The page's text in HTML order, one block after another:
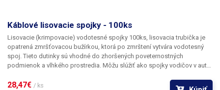
Káblové lisovacie spojky - 100ks
Lisovacie (krimpovacie) vodotesné spojky 100ks, lisovacia trubička je
opatrená zmršťovacou bužírkou, ktorá po zmrštení vytvára vodotesný
spoj. Tieto dutinky sú vhodné do zhoršených poveternostných
podmienok a vlhkého prostredia. Môžu slúžiť ako spojky vodičov v aute,
farba dlžka dutinky s izoláciou dĺžka dutinky bez izolácie priemer prierez
28,47€ / ks